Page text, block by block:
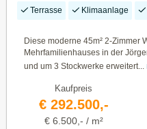
Terrasse Klimaanlage
Diese moderne 45m² 2-Zimmer
Mehrfamilienhauses in der
und um 3 Stockwerke erweitert...
Kaufpreis
€ 292.500,-
€ 6.500,- / m²